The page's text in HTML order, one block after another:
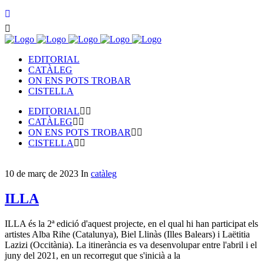
EDITORIAL
CATÀLEG
ON ENS POTS TROBAR
CISTELLA
EDITORIAL
CATÀLEG
ON ENS POTS TROBAR
CISTELLA
10 de març de 2023 In catàleg
ILLA
ILLA és la 2ª edició d'aquest projecte, en el qual hi han participat els
artistes Alba Rihe (Catalunya), Biel Llinàs (Illes Balears) i Laëtitia
Lazizi (Occitània). La itinerància es va desenvolupar entre l'abril i el
juny del 2021, en un recorregut que s'inicià a la